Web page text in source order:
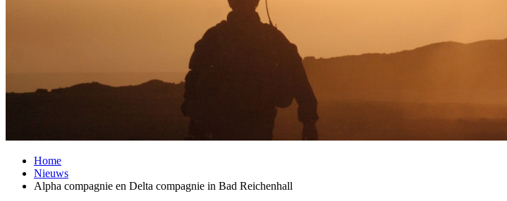
Home
Nieuws
Alpha compagnie en Delta compagnie in Bad Reichenhall